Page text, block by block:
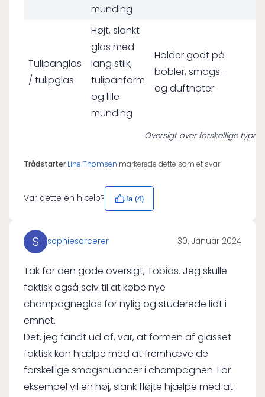
Oversigt over forskellige
munding
Tulipanglas
/ tulipglas
Højt, slankt
glas med
lang stilk,
tulipanform
og lille
munding
Holder godt på
bobler, smags-
og duftnoter
Trådstarter Line Thomsen markerede dette som et svar
Var dette en hjælp? Ja (4)
S sophiesorcerer 30. Januar 2024
Tak for den gode oversigt, Tobias. Jeg skulle
faktisk også selv til at købe nye
champagneglas for nylig og studerede lidt i
emnet.
Det, jeg fandt ud af, var, at formen af glasset
faktisk kan hjælpe med at fremhæve de
forskellige smagsnuancer i champagnen. For
eksempel vil en høj, slank fløjte hjælpe med at